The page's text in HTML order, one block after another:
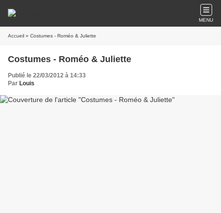
MENU
Accueil » Costumes - Roméo & Juliette
Costumes - Roméo & Juliette
Publié le 22/03/2012 à 14:33
Par Louis